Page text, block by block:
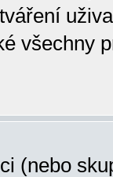
všechny
(nebo